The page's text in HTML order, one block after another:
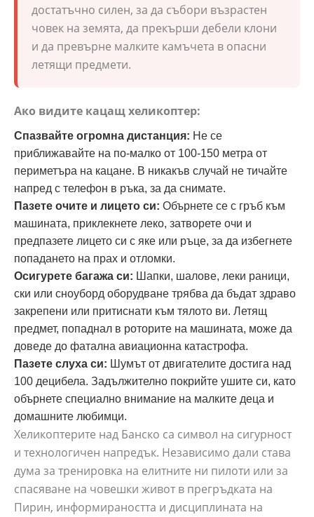
достатъчно силен, за да събори възрастен
човек на земята, да прекърши дебели клони
и да превърне малките камъчета в опасни
летящи предмети.
Ако видите кацащ хеликоптер:
Спазвайте огромна дистанция: Не се
приближавайте на по-малко от 100-150 метра от
периметъра на кацане. В никакъв случай не тичайте
напред с телефон в ръка, за да снимате.
Пазете очите и лицето си: Обърнете се с гръб към
машината, приклекнете леко, затворете очи и
предпазете лицето си с яке или ръце, за да избегнете
попадането на прах и отломки.
Осигурете багажа си: Шапки, шалове, леки раници,
ски или сноуборд оборудване трябва да бъдат здраво
закрепени или притиснати към тялото ви. Летящ
предмет, попаднал в роторите на машината, може да
доведе до фатална авиационна катастрофа.
Пазете слуха си: Шумът от двигателите достига над
100 децибела. Задължително покрийте ушите си, като
обърнете специално внимание на малките деца и
домашните любимци.
Хеликоптерите над Банско са символ на сигурност
и технологичен напредък. Независимо дали става
дума за тренировка на елитните ни пилоти или за
спасяване на човешки живот в прегръдката на
Пирин, информираността и дисциплината на